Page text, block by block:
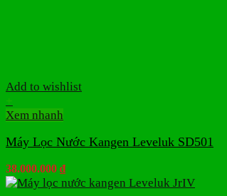
Add to wishlist
+
Xem nhanh
Máy Lọc Nước Kangen Leveluk SD501
38.000.000 ₫